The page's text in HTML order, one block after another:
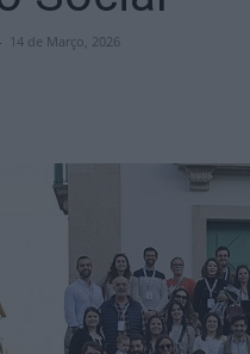
- 14 de Março, 2026